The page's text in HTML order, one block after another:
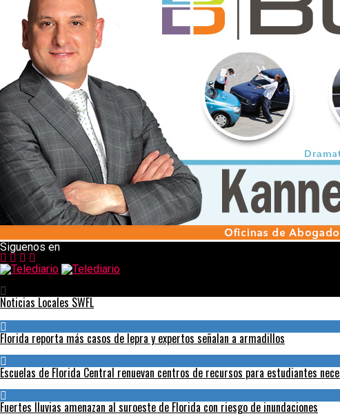
Siguenos en
Noticias Locales SWFL
Florida reporta más casos de lepra y expertos señalan a armadillos
Escuelas de Florida Central renuevan centros de recursos para estudiantes
Fuertes lluvias amenazan al suroeste de Florida con riesgo de inundaciones